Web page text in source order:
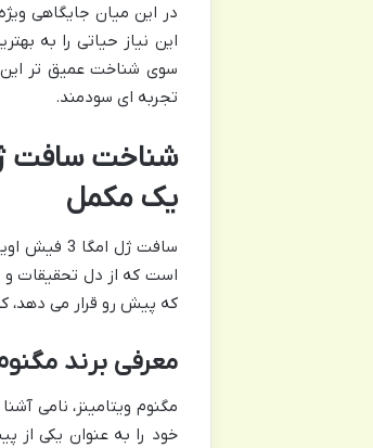
این نیاز حیاتی را به
سوی شناخت عمیق تر این
تجربه ای سودمند.
یک مکمل
سافت ژل
است که از دل تحقیقات
که پیش رو قرار می دهد،
معرفی برند
مگنوم ویتامینز، نامی
خود را به عنوان یکی از